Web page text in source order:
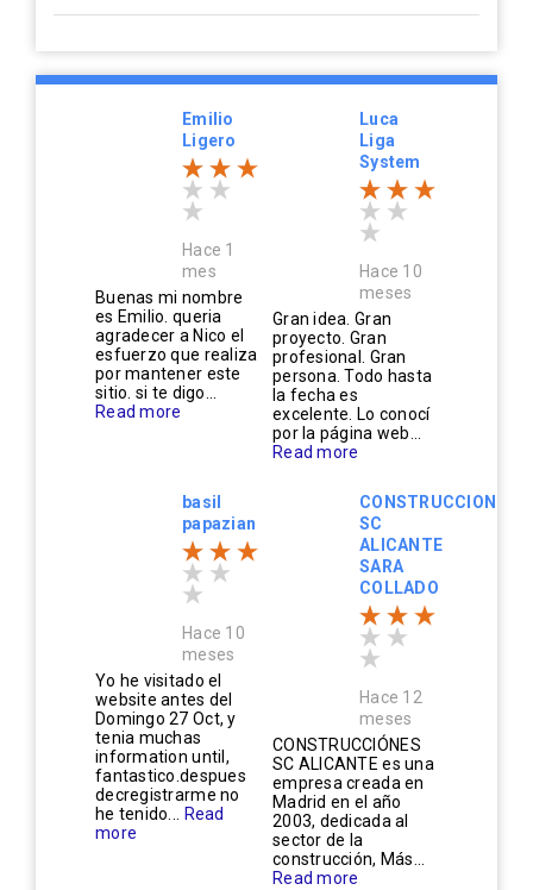
Emilio
Ligero
Hace 1
mes
Buenas mi nombre
es Emilio. queria
agradecer a Nico el
esfuerzo que realiza
por mantener este
sitio. si te digo...
Read more
Luca
Liga
System
Hace 10
meses
Gran idea. Gran
proyecto. Gran
profesional. Gran
persona. Todo hasta
la fecha es
excelente. Lo conocí
por la página web...
Read more
basil
papazian
Hace 10
meses
Yo he visitado el
website antes del
Domingo 27 Oct, y
tenia muchas
information until,
fantastico.despues
decregistrarme no
he tenido...
Read
more
CONSTRUCCIONES
SC
ALICANTE
SARA
COLLADO
Hace 12
meses
CONSTRUCCIÓNES
SC ALICANTE es una
empresa creada en
Madrid en el año
2003, dedicada al
sector de la
construcción, Más...
Read more